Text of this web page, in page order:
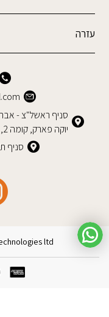
עזרה
יוקה פארק, קומה 2, יחידה C202 (מול איקאה)
סניף ת"א
ltd